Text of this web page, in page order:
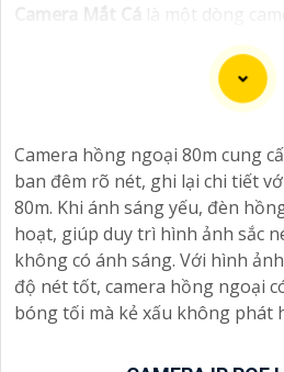
Camera Mắt Cá là một dòng
trang bị ống kính toàn cảnh
dàng. Ứng dụng của Camera
giám sát gia đình, văn phòng
bãi đậu xe, quán cà phê, v.v.
sát và bảo vệ tài sản một cách
Camera hồng ngoại 80m cung
ban đêm rõ nét, ghi lại chi tiết
80m. Khi ánh sáng yếu, đèn
hoạt, giúp duy trì hình ảnh sắc
không có ánh sáng. Với hình
độ nét tốt, camera hồng ngoại
bóng tối mà kẻ xấu không phát